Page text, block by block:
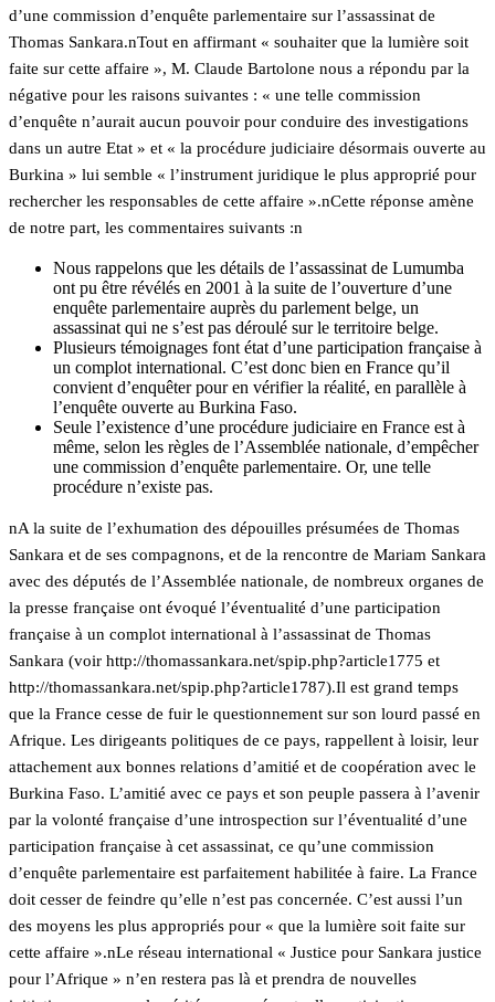
d’une commission d’enquête parlementaire sur l’assassinat de
Thomas Sankara.nTout en affirmant « souhaiter que la lumière soit
faite sur cette affaire », M. Claude Bartolone nous a répondu par la
négative pour les raisons suivantes : « une telle commission
d’enquête n’aurait aucun pouvoir pour conduire des investigations
dans un autre Etat » et « la procédure judiciaire désormais ouverte au
Burkina » lui semble « l’instrument juridique le plus approprié pour
rechercher les responsables de cette affaire ».nCette réponse amène
de notre part, les commentaires suivants :n
Nous rappelons que les détails de l’assassinat de Lumumba
ont pu être révélés en 2001 à la suite de l’ouverture d’une
enquête parlementaire auprès du parlement belge, un
assassinat qui ne s’est pas déroulé sur le territoire belge.
Plusieurs témoignages font état d’une participation française à
un complot international. C’est donc bien en France qu’il
convient d’enquêter pour en vérifier la réalité, en parallèle à
l’enquête ouverte au Burkina Faso.
Seule l’existence d’une procédure judiciaire en France est à
même, selon les règles de l’Assemblée nationale, d’empêcher
une commission d’enquête parlementaire. Or, une telle
procédure n’existe pas.
nA la suite de l’exhumation des dépouilles présumées de Thomas
Sankara et de ses compagnons, et de la rencontre de Mariam Sankara
avec des députés de l’Assemblée nationale, de nombreux organes de
la presse française ont évoqué l’éventualité d’une participation
française à un complot international à l’assassinat de Thomas
Sankara (voir http://thomassankara.net/spip.php?article1775 et
http://thomassankara.net/spip.php?article1787).Il est grand temps
que la France cesse de fuir le questionnement sur son lourd passé en
Afrique. Les dirigeants politiques de ce pays, rappellent à loisir, leur
attachement aux bonnes relations d’amitié et de coopération avec le
Burkina Faso. L’amitié avec ce pays et son peuple passera à l’avenir
par la volonté française d’une introspection sur l’éventualité d’une
participation française à cet assassinat, ce qu’une commission
d’enquête parlementaire est parfaitement habilitée à faire. La France
doit cesser de feindre qu’elle n’est pas concernée. C’est aussi l’un
des moyens les plus appropriés pour « que la lumière soit faite sur
cette affaire ».nLe réseau international « Justice pour Sankara justice
pour l’Afrique » n’en restera pas là et prendra de nouvelles